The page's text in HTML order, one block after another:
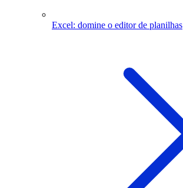
Excel: domine o editor de planilhas